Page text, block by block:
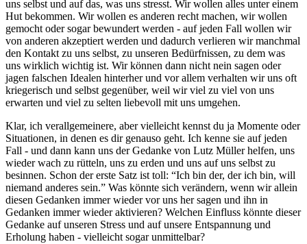
uns selbst und auf das, was uns stresst. Wir wollen alles unter einem
Hut bekommen. Wir wollen es anderen recht machen, wir wollen
gemocht oder sogar bewundert werden - auf jeden Fall wollen wir
von anderen akzeptiert werden und dadurch verlieren wir manchmal
den Kontakt zu uns selbst, zu unseren Bedürfnissen, zu dem was
uns wirklich wichtig ist. Wir können dann nicht nein sagen oder
jagen falschen Idealen hinterher und vor allem verhalten wir uns oft
kriegerisch und selbst gegenüber, weil wir viel zu viel von uns
erwarten und viel zu selten liebevoll mit uns umgehen.
Klar, ich verallgemeinere, aber vielleicht kennst du ja Momente oder
Situationen, in denen es dir genauso geht. Ich kenne sie auf jeden
Fall - und dann kann uns der Gedanke von Lutz Müller helfen, uns
wieder wach zu rütteln, uns zu erden und uns auf uns selbst zu
besinnen. Schon der erste Satz ist toll: “Ich bin der, der ich bin, will
niemand anderes sein.” Was könnte sich verändern, wenn wir allein
diesen Gedanken immer wieder vor uns her sagen und ihn in
Gedanken immer wieder aktivieren? Welchen Einfluss könnte dieser
Gedanke auf unseren Stress und auf unsere Entspannung und
Erholung haben - vielleicht sogar unmittelbar?